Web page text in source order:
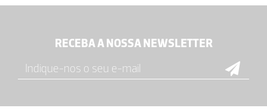
RECEBA A NOSSA NEWSLETTER